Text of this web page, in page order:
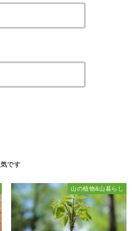
山の植物&山暮らし